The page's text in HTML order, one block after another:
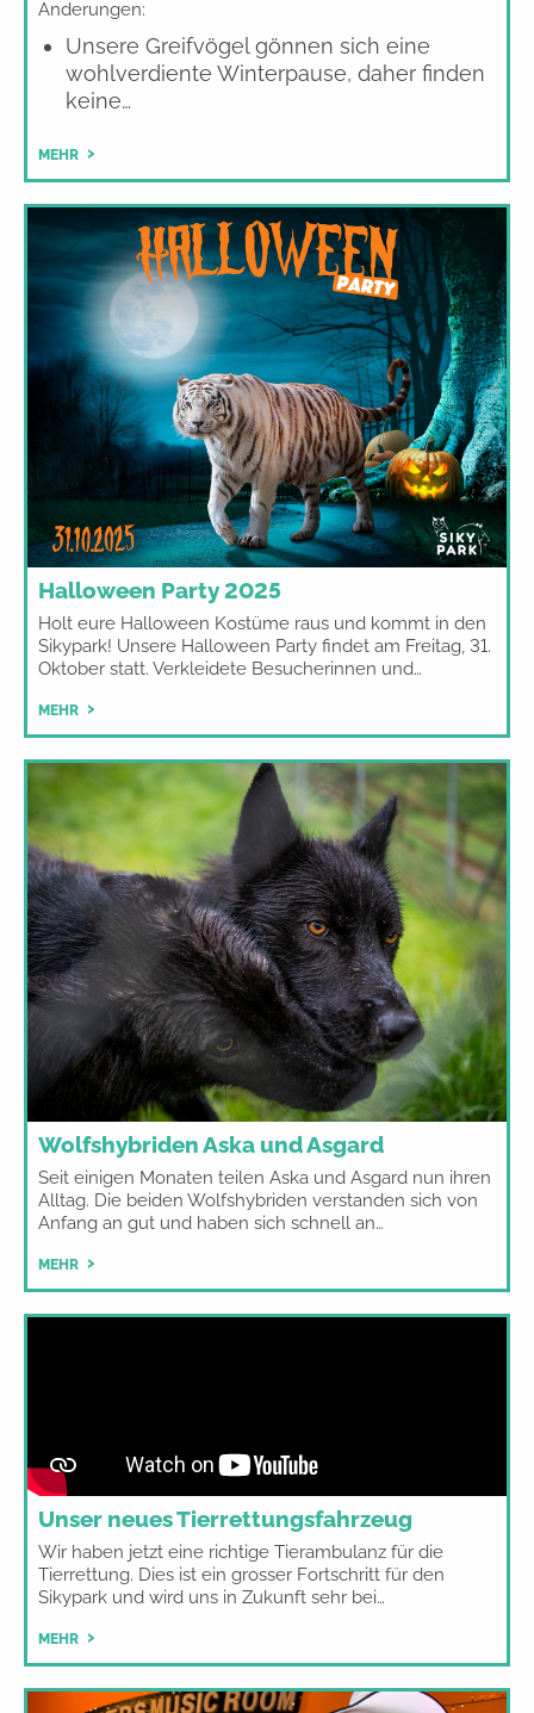
Änderungen:
Unsere Greifvögel gönnen sich eine
wohlverdiente Winterpause, daher finden
keine…
MEHR
Halloween Party 2025
Holt eure Halloween Kostüme raus und kommt in den
Sikypark! Unsere Halloween Party findet am Freitag, 31.
Oktober statt. Verkleidete Besucherinnen und…
MEHR
Wolfshybriden Aska und Asgard
Seit einigen Monaten teilen Aska und Asgard nun ihren
Alltag. Die beiden Wolfshybriden verstanden sich von
Anfang an gut und haben sich schnell an…
MEHR
Unser neues Tierrettungsfahrzeug
Wir haben jetzt eine richtige Tierambulanz für die
Tierrettung. Dies ist ein grosser Fortschritt für den
Sikypark und wird uns in Zukunft sehr bei…
MEHR